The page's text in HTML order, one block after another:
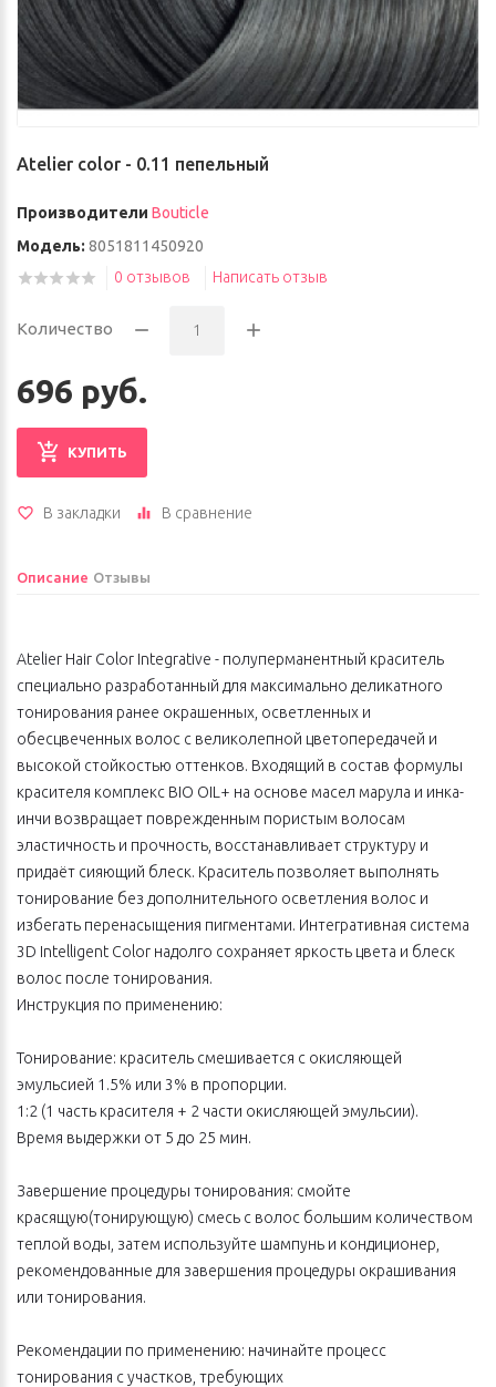
Atelier color - 0.11 пепельный
Производители Bouticle
Модель: 8051811450920
0 отзывов
Написать отзыв
Количество
696 руб.
КУПИТЬ
В закладки В сравнение
Описание Отзывы
Atelier Hair Color Integrative - полуперманентный краситель
специально разработанный для максимально деликатного
тонирования ранее окрашенных, осветленных и
обесцвеченных волос с великолепной цветопередачей и
высокой стойкостью оттенков. Входящий в состав формулы
красителя комплекс BIO OIL+ на основе масел марула и инка-
инчи возвращает поврежденным пористым волосам
эластичность и прочность, восстанавливает структуру и
придаёт сияющий блеск. Краситель позволяет выполнять
тонирование без дополнительного осветления волос и
избегать перенасыщения пигментами. Интегративная система
3D Intelligent Color надолго сохраняет яркость цвета и блеск
волос после тонирования.
Инструкция по применению:
Тонирование: краситель смешивается с окисляющей
эмульсией 1.5% или 3% в пропорции.
1:2 (1 часть красителя + 2 части окисляющей эмульсии).
Время выдержки от 5 до 25 мин.
Завершение процедуры тонирования: смойте
красящую(тонирующую) смесь с волос большим количеством
теплой воды, затем используйте шампунь и кондиционер,
рекомендованные для завершения процедуры окрашивания
или тонирования.
Рекомендации по применению: начинайте процесс
тонирования с участков, требующих